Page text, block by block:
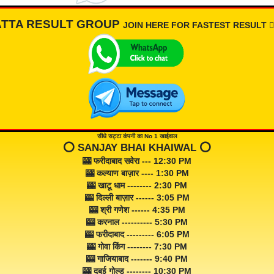
RESULT GROUP JOIN HERE FOR FASTEST RESULT
सीधे सट्टा कंपनी का No 1 खाईवाल
⭕️ SANJAY BHAI KHAIWAL ⭕️
🎰 फरीदाबाद सवेरा --- 12:30 PM
🎰 कल्याण बाज़ार ---- 1:30 PM
🎰 खाटू धाम -------- 2:30 PM
🎰 दिल्ली बाज़ार ------ 3:05 PM
🎰 श्री गणेश ------ 4:35 PM
🎰 करनाल ---------- 5:30 PM
🎰 फरीदाबाद --------- 6:05 PM
🎰 गोवा किंग -------- 7:30 PM
🎰 गाजियाबाद ------- 9:40 PM
🎰 दुबई गोल्ड -------- 10:30 PM